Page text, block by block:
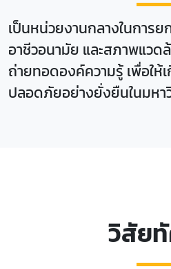
เป็นหน่วยงานกลางในการ
อาชีวอนามัย และสภาพแวด
ถ่ายทอดองค์ความรู้ เพื่อใ
ปลอดภัยอย่างยั่งยืนในมหา
วิสัย